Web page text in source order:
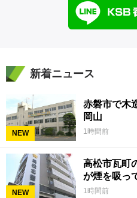
新着ニュース
NEW
赤磐市で木
岡山
1時間前
NEW
高松市瓦町
が煙を吸っ
1時間前